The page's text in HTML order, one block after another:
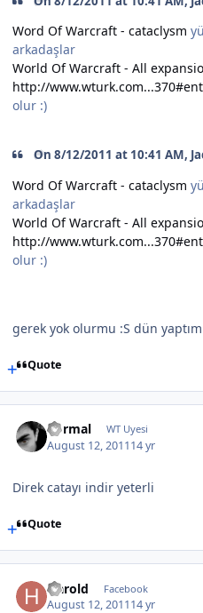
Word Of Warcraft - cataclysm
arkadaşlar
World Of Warcraft - All
http://
olur :)
On 8/12/2011 at 10:41 AM,
Word Of Warcraft - cataclysm
arkadaşlar
World Of Warcraft - All
http://
olur :)
gerek yok olurmu :S dün yaptım
Quote
normal WT Uyesi
August 12, 201114 yr
Direk catayı indir yeterli
Quote
Harold Facebook
August 12, 201114 yr